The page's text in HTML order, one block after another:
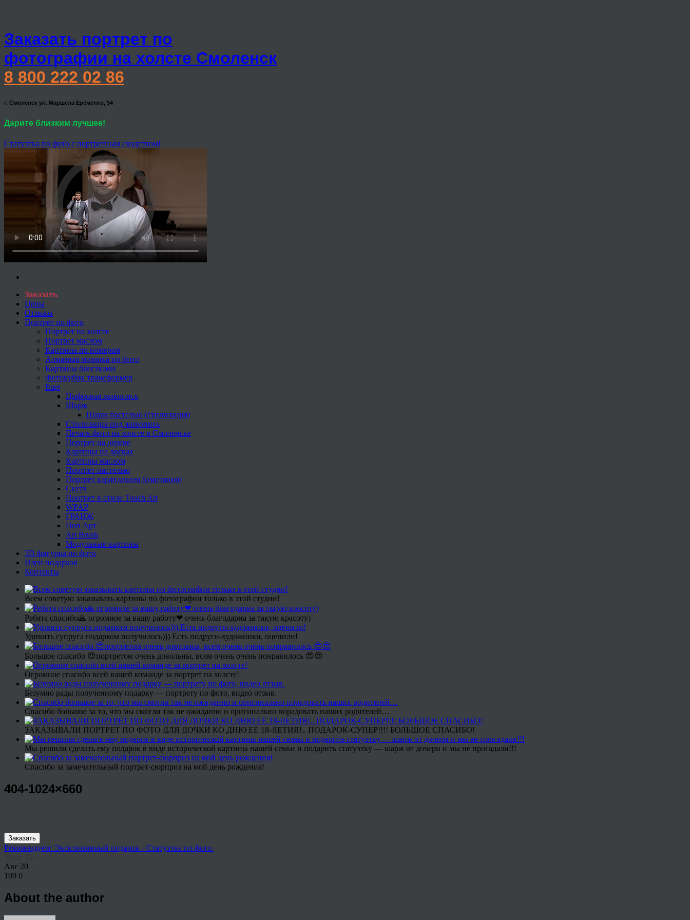
Заказать портрет по
фотографии на холсте Смоленск
8 800 222 02 86
г. Смоленск ул. Маршела Ерёменко, 54
Дарите близким лучшее!
Статуэтка по фото с портретным сходством!
Заказать
Цены
Отзывы
Портрет по фото
Портрет на холсте
Портрет маслом
Картины по номерам
Алмазная мозаика по фото
Картины блестками
Фотокубик трансформер
Еще
Цифровая живопись
Шарж
Шарж пастелью (стилизация)
Стилизация под живопись
Печать фото на холсте в Смоленске
Портрет на дереве
Картины на досках
Картины маслом
Портрет пастелью
Портрет карандашом (имитация)
Скетч
Портрет в стиле Touch Art
WPAP
ГРАНЖ
Поп Арт
Art Brush
Модульные картины
3D фигурка по фото
Идеи подарков
Контакты
Всем советую заказывать картины по фотографии только в этой студии!
Ребята спасибо🙏 огромное за вашу работу❤ очень благодарна за такую красоту)
Удивить супруга подарком получилось))) Есть подруги-художники, оценили!
Большое спасибо 😍портретом очень довольны, всем очень очень понравилось 😍😍
Огромное спасибо всей вашей команде за портрет на холсте!
Безумно рады полученному подарку — портрету по фото, видео отзыв.
Спасибо большое за то, что мы смогли так не ожиданно и оригинально порадовать наших родителей…
ЗАКАЗЫВАЛИ ПОРТРЕТ ПО ФОТО ДЛЯ ДОЧКИ КО ДНЮ ЕЕ 18-ЛЕТИЯ!.. ПОДАРОК-СУПЕР!!!! БОЛЬШОЕ СПАСИБО!
Мы решили сделать ему подарок в виде исторической картины нашей семьи и подарить статуэтку — шарж от дочери и мы не прогадали!!!
Спасибо за замечательный портрет-сюрприз на мой день рождения!
404-1024×660
Заказать
Рекомендуем: Эксклюзивный подарок - Статуэтка по фото.
Авг 20
109 0
About the author